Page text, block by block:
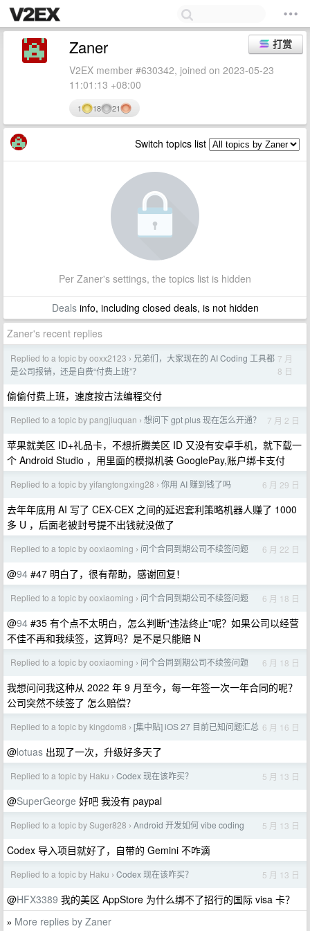
打赏
Zaner
V2EX member #630342, joined on 2023-05-23
11:01:13 +08:00
1 18 21
Switch topics list
Per Zaner's settings, the topics list is hidden
Dealsinfo, including closed deals, is not hidden
Zaner's recent replies
Replied to a topic by ooxx2123 › 兄弟们，大家现在的 AI Coding 工具都
是公司报销，还是自费“付费上班”？
7 月
8 日
偷偷付费上班，速度按古法编程交付
Replied to a topic by pangjiuquan › 想问下 gpt plus 现在怎么开通？ 7 月 2 日
苹果就美区 ID+礼品卡，不想折腾美区 ID 又没有安卓手机，就下载一
个 Android Studio ，用里面的模拟机装 GooglePay,账户绑卡支付
Replied to a topic by yifangtongxing28 › 你用 AI 赚到钱了吗 6 月 29 日
去年年底用 AI 写了 CEX-CEX 之间的延迟套利策略机器人赚了 1000
多 U ，后面老被封号提不出钱就没做了
Replied to a topic by ooxiaoming › 问个合同到期公司不续签问题 6 月 22 日
@94 #47 明白了，很有帮助，感谢回复！
Replied to a topic by ooxiaoming › 问个合同到期公司不续签问题 6 月 18 日
@94 #35 有个点不太明白，怎么判断“违法终止”呢？如果公司以经营
不佳不再和我续签，这算吗？是不是只能赔 N
Replied to a topic by ooxiaoming › 问个合同到期公司不续签问题 6 月 18 日
我想问问我这种从 2022 年 9 月至今，每一年签一次一年合同的呢？
公司突然不续签了 怎么赔偿？
Replied to a topic by kingdom8 › [集中贴] iOS 27 目前已知问题汇总 6 月 16 日
@lotuas 出现了一次，升级好多天了
Replied to a topic by Haku › Codex 现在该咋买？ 5 月 13 日
@SuperGeorge 好吧 我没有 paypal
Replied to a topic by Suger828 › Android 开发如何 vibe coding 5 月 13 日
Codex 导入项目就好了，自带的 Gemini 不咋滴
Replied to a topic by Haku › Codex 现在该咋买？ 5 月 13 日
@HFX3389 我的美区 AppStore 为什么绑不了招行的国际 visa 卡？
» More replies by Zaner